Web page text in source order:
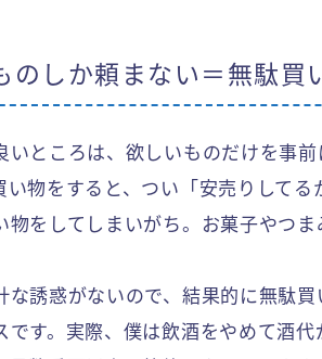
のしか頼まない＝無駄買
いところは、欲しいものだけを事
い物をすると、つい「安売りして
物をしてしまいがち。お菓子やつ
な誘惑がないので、結果的に無駄
です。実際、僕は飲酒をやめて酒